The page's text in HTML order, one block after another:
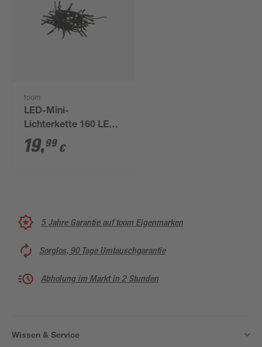
toom
LED-Mini-
Lichterkette 160 LEDs
warmweiß 1110 cm
19,99 €
5 Jahre Garantie auf toom Eigenmarken
Sorglos, 90 Tage Umtauschgarantie
Abholung im Markt in 2 Stunden
Wissen & Service